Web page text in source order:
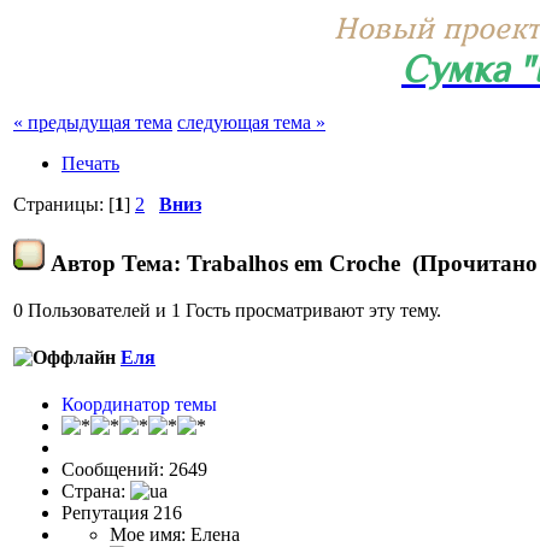
Новый
Сумка
« предыдущая тема следующая тема »
Печать
Страницы: [1] 2 Вниз
Автор Тема: Trabalhos em Croche (Прочитано
0 Пользователей и 1 Гость просматривают эту тему.
Еля
Координатор темы
Сообщений: 2649
Страна:
Репутация 216
Мое имя: Елена